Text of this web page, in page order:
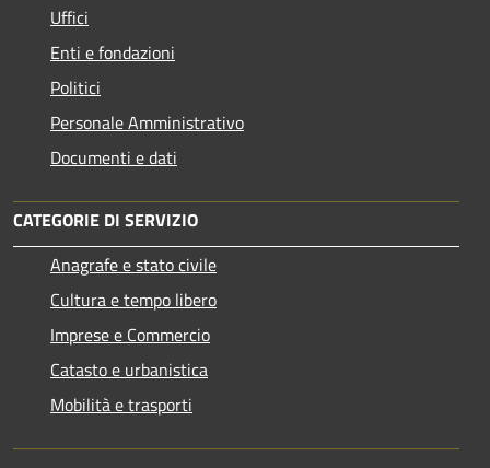
Uffici
Enti e fondazioni
Politici
Personale Amministrativo
Documenti e dati
CATEGORIE DI SERVIZIO
Anagrafe e stato civile
Cultura e tempo libero
Imprese e Commercio
Catasto e urbanistica
Mobilità e trasporti